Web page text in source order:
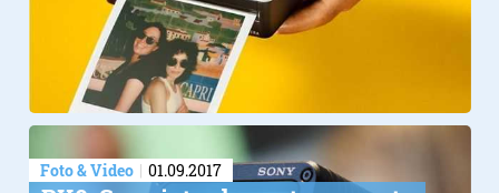
Foto & Video 01.09.2017